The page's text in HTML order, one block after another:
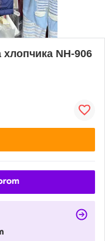
хлопчика NH-906